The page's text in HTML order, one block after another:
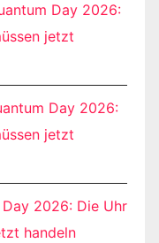
Day 2026:
jetzt
Day 2026:
jetzt
2026: Die Uhr
handeln